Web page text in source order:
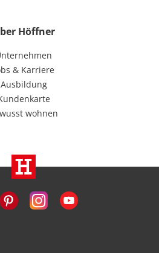
Höffner
& Karriere
Ausbildung
wohnen